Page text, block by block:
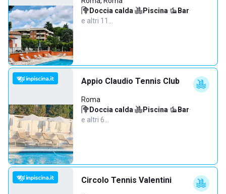
Doccia calda· Piscina· Bar·
e altri 11…
Appio Claudio Tennis Club
Roma
Doccia calda· Piscina· Bar·
e altri 6…
Circolo Tennis Valentini